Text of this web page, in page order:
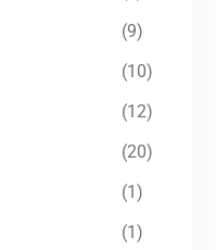
(9)
(10)
(12)
(20)
(1)
(1)